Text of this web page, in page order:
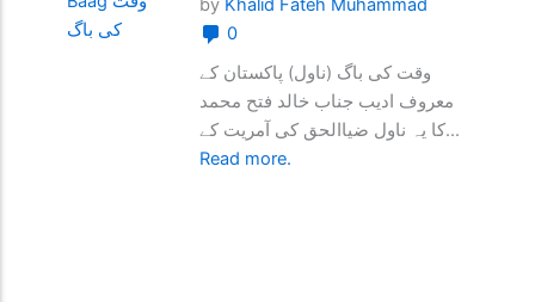
by Khalid Fateh Muhammad
0
وقت کی باگ (ناول) پاکستان کے
معروف ادیب جناب خالد فتح محمد
کا یہ ناول ضیاالحق کی آمریت کے...
Read more.